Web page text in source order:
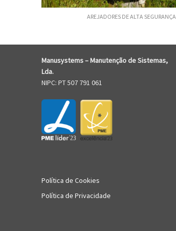
AREJADORES DE ALTA SEGURANÇA
Manusystems –Manutenção de Sistemas,
Lda.
NIPC: PT 507 791 061
Política de Cookies
Política de Privacidade